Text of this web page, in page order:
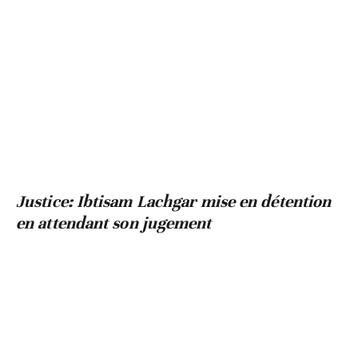
Justice: Ibtisam Lachgar mise en détention
en attendant son jugement